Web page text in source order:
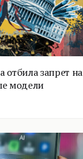
запрет на
модели